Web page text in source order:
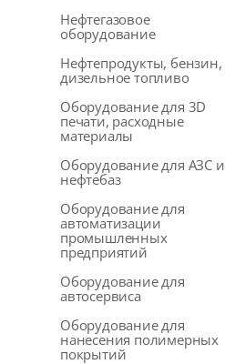
Нефтегазовое
оборудование
Нефтепродукты, бензин,
дизельное топливо
Оборудование для 3D
печати, расходные
материалы
Оборудование для АЗС и
нефтебаз
Оборудование для
автоматизации
промышленных
предприятий
Оборудование для
автосервиса
Оборудование для
нанесения полимерных
покрытий